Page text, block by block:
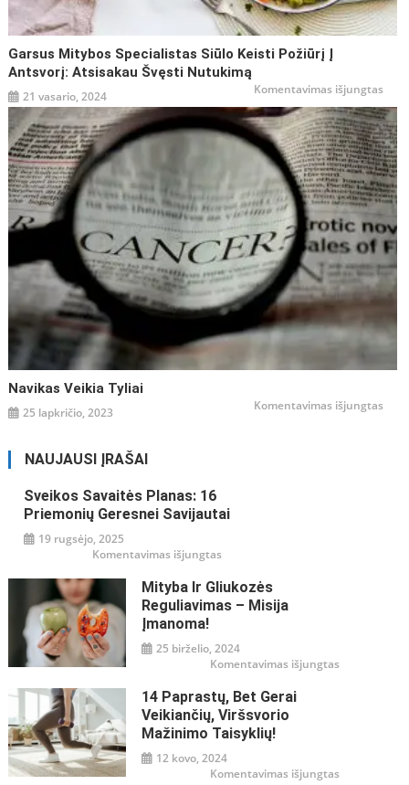
Garsus Mitybos Specialistas Siūlo Keisti Požiūrį Į
Antsvorį: Atsisakau Švęsti Nutukimą
21 vasario, 2024 Komentavimas išjungtasįraše
siūlo
į
Navikas Veikia Tyliai
25 lapkričio, 2023 Komentavimas išjungtasįraše
NAUJAUSI ĮRAŠAI
Sveikos Savaitės Planas: 16
Priemonių Geresnei Savijautai
19 rugsėjo, 2025
Komentavimas išjungtasįraše
planas:
16
priemonių
Mityba Ir Gliukozės
Reguliavimas – Misija
Įmanoma!
25 birželio, 2024
Komentavimas išjungtasįraše
14 Paprastų, Bet Gerai
Veikiančių, Viršsvorio
Mažinimo Taisyklių!
12 kovo, 2024
Komentavimas išjungtasįraše